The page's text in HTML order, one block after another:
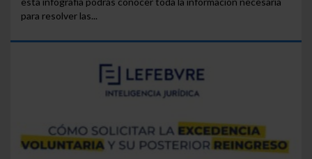
para resolver las...